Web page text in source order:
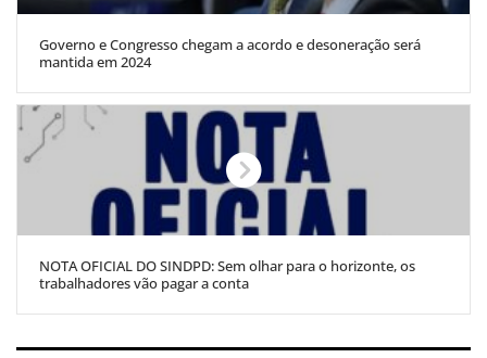
Governo e Congresso chegam a acordo e desoneração será
mantida em 2024
NOTA OFICIAL DO SINDPD: Sem olhar para o horizonte, os
trabalhadores vão pagar a conta